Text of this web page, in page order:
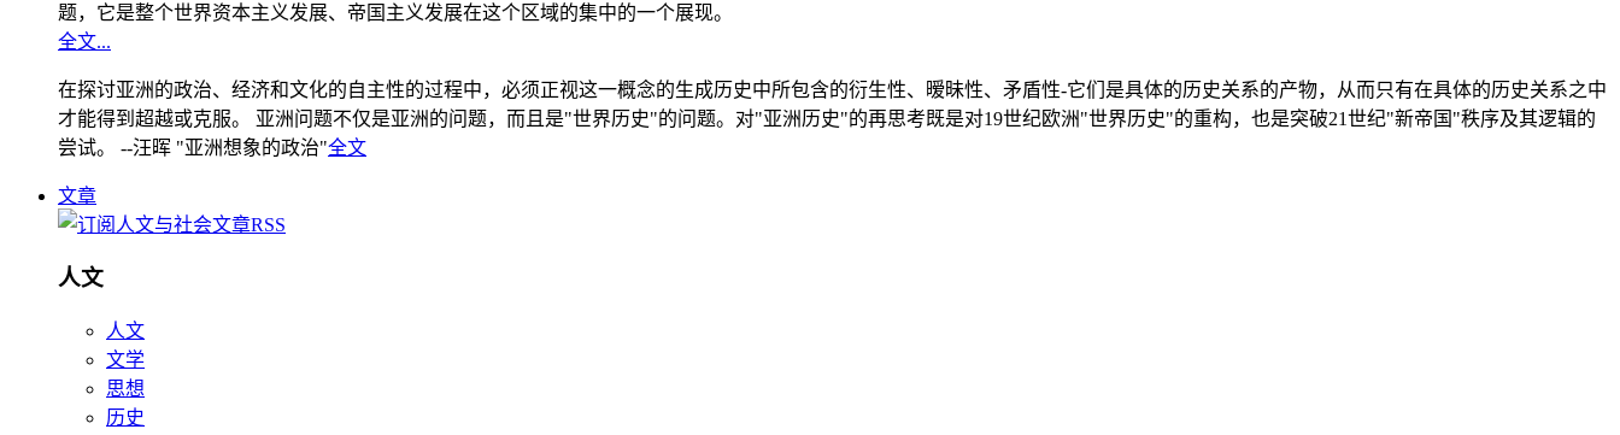
题，它是整个世界资本主义发展、帝国主义发展在这个区域的集中的一个展现。
全文...
在探讨亚洲的政治、经济和文化的自主性的过程中，必须正视这一概念的生成历史中所包含的衍生性、暧昧性、矛盾性-它们是具体的历史关系的产物，从而只有在具体的历史关系之中
才能得到超越或克服。 亚洲问题不仅是亚洲的问题，而且是"世界历史"的问题。对"亚洲历史"的再思考既是对19世纪欧洲"世界历史"的重构，也是突破21世纪"新帝国"秩序及其逻辑的
尝试。 --汪晖 "亚洲想象的政治"全文
文章
人文
人文
文学
思想
历史